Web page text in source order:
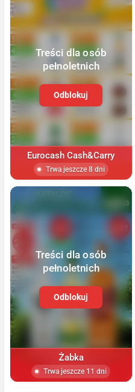
Treści dla osób
pełnoletnich
Odblokuj
Eurocash Cash&Carry
Trwa jeszcze 8 dni
Treści dla osób
pełnoletnich
Odblokuj
Żabka
Trwa jeszcze 11 dni